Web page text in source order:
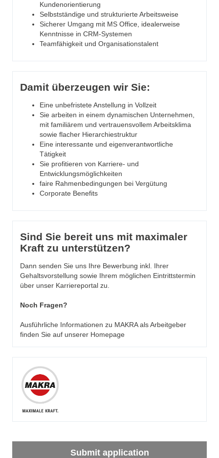
Kundenorientierung
Selbstständige und strukturierte Arbeitsweise
Sicherer Umgang mit MS Office, idealerweise
Kenntnisse in CRM-Systemen
Teamfähigkeit und Organisationstalent
Damit überzeugen wir Sie:
Eine unbefristete Anstellung in Vollzeit
Sie arbeiten in einem dynamischen Unternehmen,
mit familiärem und vertrauensvollem Arbeitsklima
sowie flacher Hierarchiestruktur
Eine interessante und eigenverantwortliche
Tätigkeit
Sie profitieren von Karriere- und
Entwicklungsmöglichkeiten
faire Rahmenbedingungen bei Vergütung
Corporate Benefits
Sind Sie bereit uns mit maximaler
Kraft zu unterstützen?
Dann senden Sie uns Ihre Bewerbung inkl. Ihrer
Gehaltsvorstellung sowie Ihrem möglichen Eintrittstermin
über unser Karriereportal zu.
Noch Fragen?
Ausführliche Informationen zu MAKRA als Arbeitgeber
finden Sie auf unserer Homepage
Submit application